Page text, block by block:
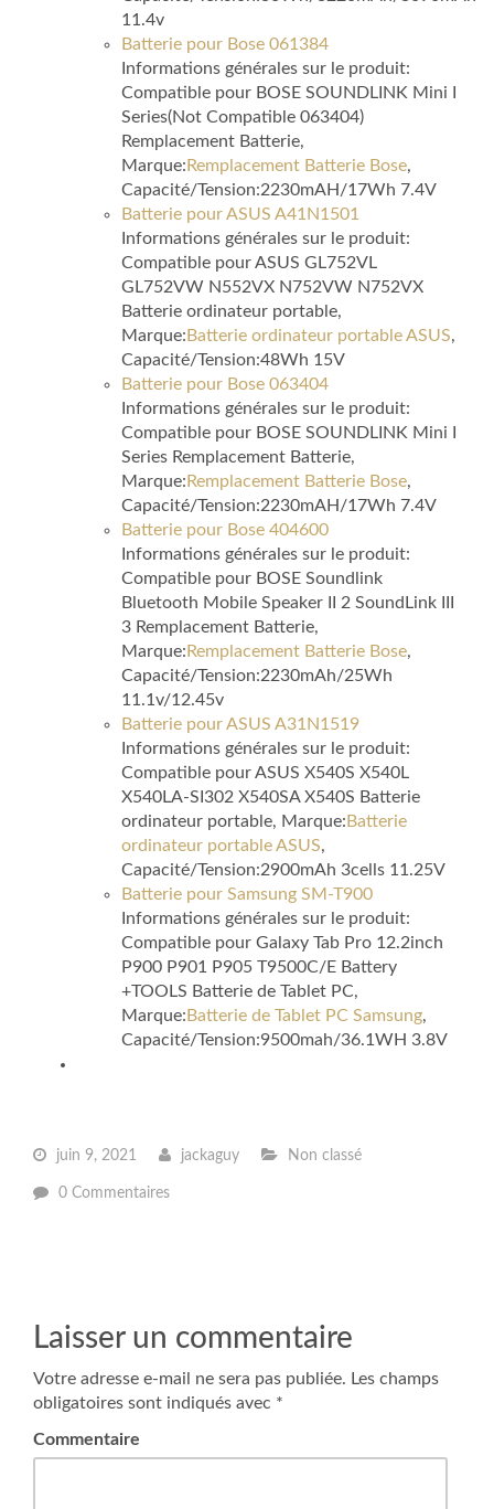
11.4v
Batterie pour Bose 061384
Informations générales sur le produit:
Compatible pour BOSE SOUNDLINK Mini I
Series(Not Compatible 063404)
Remplacement Batterie,
Marque: Remplacement Batterie Bose,
Capacité/Tension:2230mAH/17Wh 7.4V
Batterie pour ASUS A41N1501
Informations générales sur le produit:
Compatible pour ASUS GL752VL
GL752VW N552VX N752VW N752VX
Batterie ordinateur portable,
Marque: Batterie ordinateur portable ASUS,
Capacité/Tension:48Wh 15V
Batterie pour Bose 063404
Informations générales sur le produit:
Compatible pour BOSE SOUNDLINK Mini I
Series Remplacement Batterie,
Marque: Remplacement Batterie Bose,
Capacité/Tension:2230mAH/17Wh 7.4V
Batterie pour Bose 404600
Informations générales sur le produit:
Compatible pour BOSE Soundlink
Bluetooth Mobile Speaker II 2 SoundLink III
3 Remplacement Batterie,
Marque: Remplacement Batterie Bose,
Capacité/Tension:2230mAh/25Wh
11.1v/12.45v
Batterie pour ASUS A31N1519
Informations générales sur le produit:
Compatible pour ASUS X540S X540L
X540LA-SI302 X540SA X540S Batterie
ordinateur portable, Marque: Batterie
ordinateur portable ASUS,
Capacité/Tension:2900mAh 3cells 11.25V
Batterie pour Samsung SM-T900
Informations générales sur le produit:
Compatible pour Galaxy Tab Pro 12.2inch
P900 P901 P905 T9500C/E Battery
+TOOLS Batterie de Tablet PC,
Marque: Batterie de Tablet PC Samsung,
Capacité/Tension:9500mah/36.1WH 3.8V
juin 9, 2021 jackaguy Non classé
0 Commentaires
Laisser un commentaire
Votre adresse e-mail ne sera pas publiée. Les champs
obligatoires sont indiqués avec *
Commentaire